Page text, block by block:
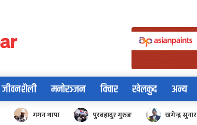
जीवनशैली मनोरञ्जन विचार खेलकुद अन्य
गगन थापा पुरबहादुर गुरुङ खगेन्द्र सुनार